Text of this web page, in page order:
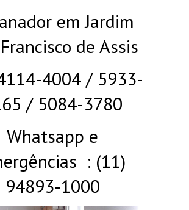
em Jardim
de Assis
4004 / 5933-
/ 5084-3780
Whatsapp e
: (11)
94893-1000